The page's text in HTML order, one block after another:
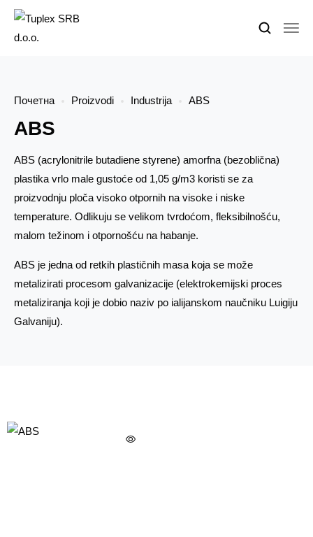
Почетна Proizvodi Industrija ABS
ABS
ABS (acrylonitrile butadiene styrene) amorfna (bezoblična)
plastika vrlo male gustoće od 1,05 g/m3 koristi se za
proizvodnju ploča visoko otpornih na visoke i niske
temperature. Odlikuju se velikom tvrdoćom, fleksibilnošću,
malom težinom i otpornošću na habanje.
ABS je jedna od retkih plastičnih masa koja se može
metalizirati procesom galvanizacije (elektrokemijski proces
metaliziranja koji je dobio naziv po ialijanskom naučniku Luigiju
Galvaniju).